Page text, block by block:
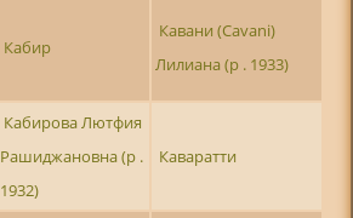
Кабир
Кавани (Cavani)
Лилиана (р . 1933)
Кабирова Лютфия
Рашиджановна (р .
1932)
Каваратти